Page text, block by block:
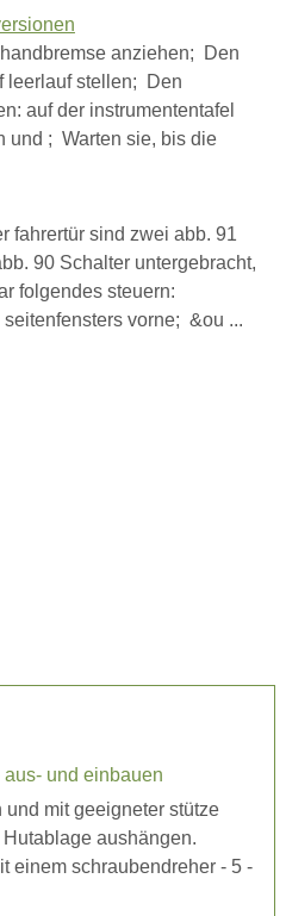
anziehen; Den
leerlauf stellen; Den
auf der instrumententafel
und ; Warten sie, bis die
fahrertür sind zwei abb. 91
90 Schalter untergebracht,
folgendes steuern:
vorne; &ou ...
und einbauen
mit geeigneter stütze
aushängen.
einem schraubendreher - 5 -